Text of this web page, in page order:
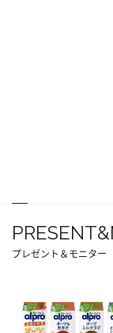
プレゼント＆モニター